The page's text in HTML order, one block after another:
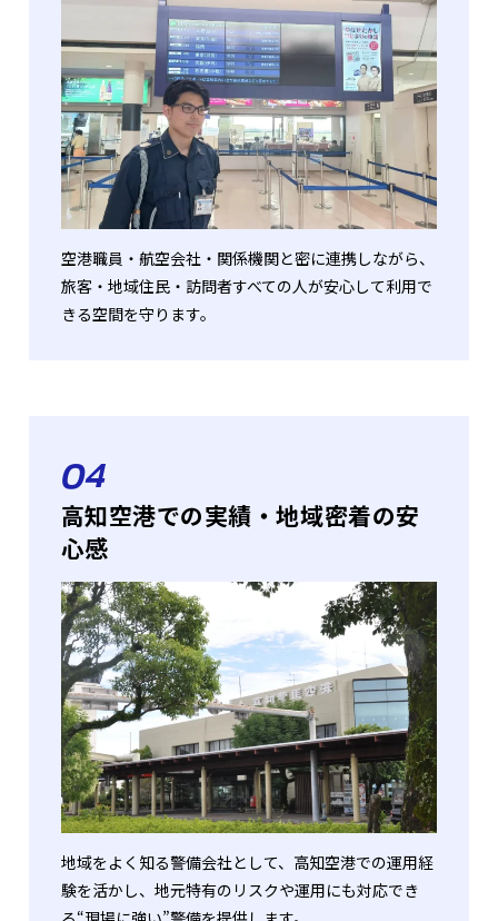
空港職員・航空会社・関係機関と密に連携しながら、
旅客・地域住民・訪問者すべての人が安心して利用で
きる空間を守ります。
04
高知空港での実績・地域密着の安
心感
地域をよく知る警備会社として、高知空港での運用経
験を活かし、地元特有のリスクや運用にも対応でき